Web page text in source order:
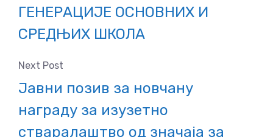
ГЕНЕРАЦИЈЕ ОСНОВНИХ И
СРЕДЊИХ ШКОЛА
Next Post
Јавни позив за новчану
награду за изузетно
стваралаштво од значаја за